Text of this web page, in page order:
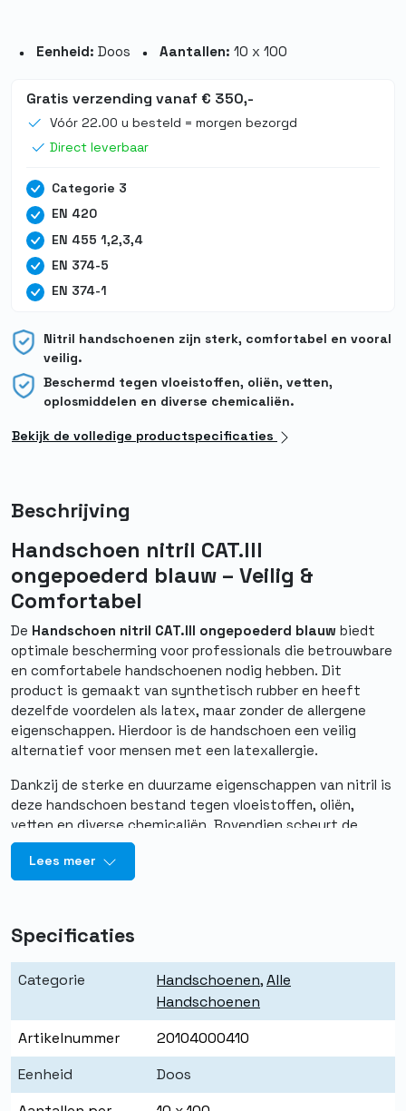
Eenheid: Doos Aantallen: 10 x 100
Gratis verzending vanaf € 350,-
Vóór 22.00 u besteld = morgen bezorgd
Direct leverbaar
Categorie 3
EN 420
EN 455 1,2,3,4
EN 374-5
EN 374-1
Nitril handschoenen zijn sterk, comfortabel en vooral
veilig.
Beschermd tegen vloeistoffen, oliën, vetten,
oplosmiddelen en diverse chemicaliën.
Bekijk de volledige productspecificaties
Beschrijving
Handschoen nitril CAT.III
ongepoederd blauw – Veilig &
Comfortabel
De Handschoen nitril CAT.III ongepoederd blauw biedt
optimale bescherming voor professionals die betrouwbare
en comfortabele handschoenen nodig hebben. Dit
product is gemaakt van synthetisch rubber en heeft
dezelfde voordelen als latex, maar zonder de allergene
eigenschappen. Hierdoor is de handschoen een veilig
alternatief voor mensen met een latexallergie.
Dankzij de sterke en duurzame eigenschappen van nitril is
deze handschoen bestand tegen vloeistoffen, oliën,
vetten en diverse chemicaliën. Bovendien scheurt de
handschoen direct wanneer er een gaatje in ontstaat,
waardoor schade snel zichtbaar wordt. Dit draagt bij aan
extra veiligheid, vooral bij werkzaamheden met
Waarom kiezen voor de Handschoen
nitril CAT.III ongepoederd blauw?
Latexvrij en poedervrij– Geschikt voor mensen met
een allergie
✔Sterk en betrouwbaar– Biedt extra bescherming en
langdurig comfort
✔Bestand tegen oliën, vetten en chemicaliën
voor professioneel gebruik
Lees meer
Specificaties
Categorie Handschoenen,Alle
Handschoenen
Artikelnummer
20104000410
Eenheid
Doos